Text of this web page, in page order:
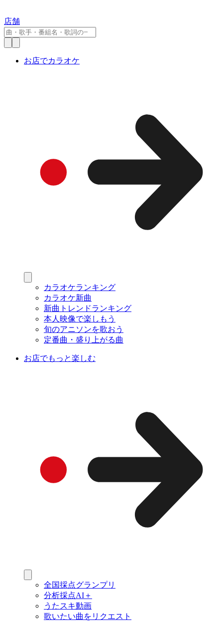
店舗
お店でカラオケ
カラオケランキング
カラオケ新曲
新曲トレンドランキング
本人映像で楽しもう
旬のアニソンを歌おう
定番曲・盛り上がる曲
お店でもっと楽しむ
全国採点グランプリ
分析採点AI＋
うたスキ動画
歌いたい曲をリクエスト